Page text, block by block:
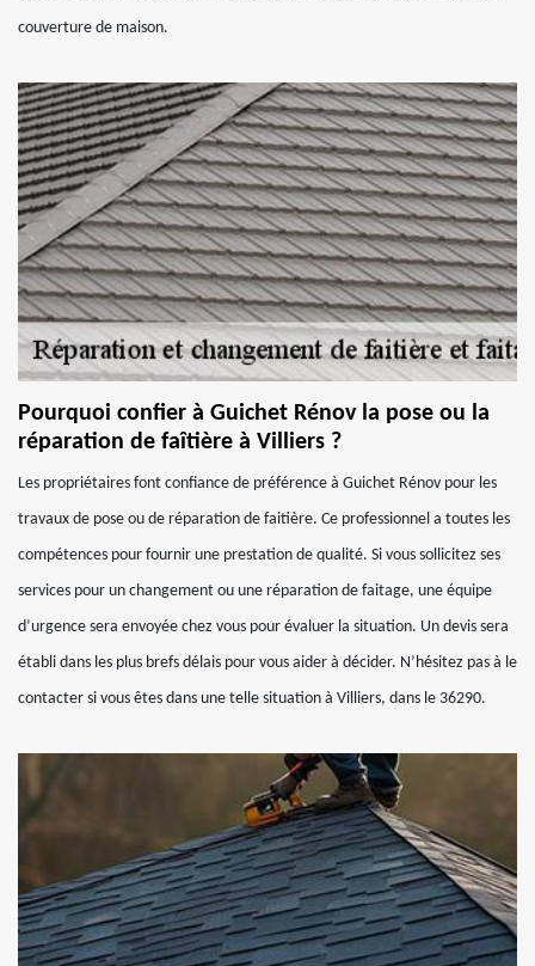
couverture de maison.
Pourquoi confier à Guichet Rénov la pose ou la
réparation de faîtière à Villiers ?
Les propriétaires font confiance de préférence à Guichet Rénov pour les
travaux de pose ou de réparation de faitière. Ce professionnel a toutes les
compétences pour fournir une prestation de qualité. Si vous sollicitez ses
services pour un changement ou une réparation de faitage, une équipe
d’urgence sera envoyée chez vous pour évaluer la situation. Un devis sera
établi dans les plus brefs délais pour vous aider à décider. N’hésitez pas à le
contacter si vous êtes dans une telle situation à Villiers, dans le 36290.